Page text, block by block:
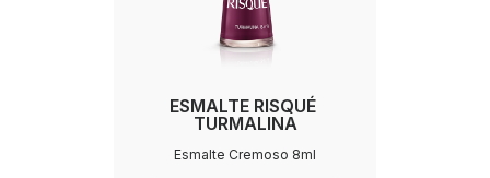
ESMALTE RISQUÉ
TURMALINA
Esmalte Cremoso 8ml